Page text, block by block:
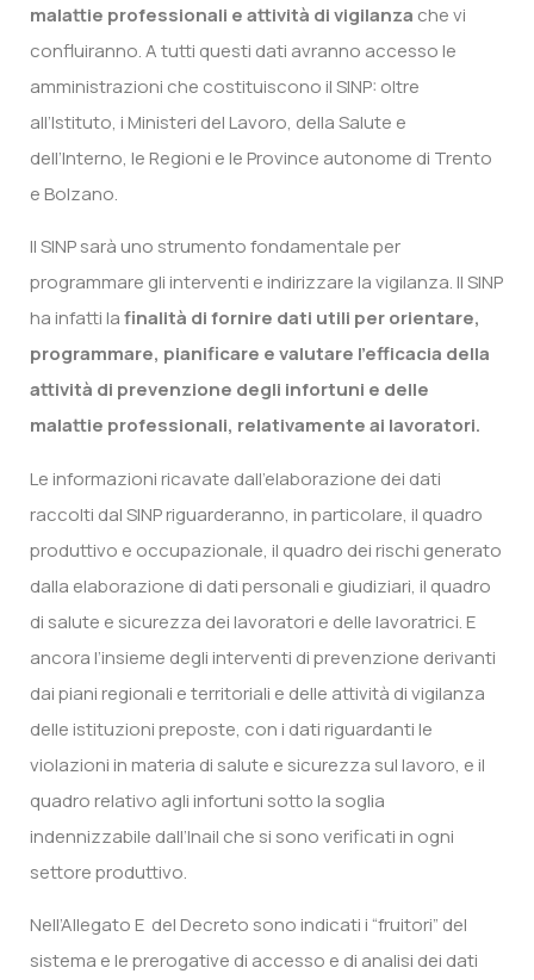
malattie professionali e attività di vigilanza che vi
confluiranno. A tutti questi dati avranno accesso le
amministrazioni che costituiscono il SINP: oltre
all’Istituto, i Ministeri del Lavoro, della Salute e
dell’Interno, le Regioni e le Province autonome di Trento
e Bolzano.
Il SINP sarà uno strumento fondamentale per
programmare gli interventi e indirizzare la vigilanza. Il SINP
ha infatti lafinalità di fornire dati utili per orientare,
programmare, pianificare e valutare l’efficacia della
attività di prevenzione degli infortuni e delle
malattie professionali, relativamente ai lavoratori.
Le informazioni ricavate dall’elaborazione dei dati
raccolti dal SINP riguarderanno, in particolare, il quadro
produttivo e occupazionale, il quadro dei rischi generato
dalla elaborazione di dati personali e giudiziari, il quadro
di salute e sicurezza dei lavoratori e delle lavoratrici. E
ancora l’insieme degli interventi di prevenzione derivanti
dai piani regionali e territoriali e delle attività di vigilanza
delle istituzioni preposte, con i dati riguardanti le
violazioni in materia di salute e sicurezza sul lavoro, e il
quadro relativo agli infortuni sotto la soglia
indennizzabile dall’Inail che si sono verificati in ogni
settore produttivo.
Nell’Allegato E del Decreto sono indicati i “fruitori” del
sistema e le prerogative di accesso e di analisi dei dati